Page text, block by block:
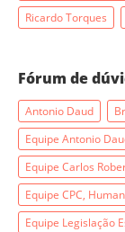
Ricardo Torques
Fórum de
Antonio Daud
Equipe Antonio
Equipe Carlos
Equipe CPC,
Equipe Legislação